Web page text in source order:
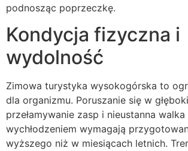
podnosząc poprzeczkę.
Kondycja fizyczna i
wydolność
Zimowa turystyka wysokogórska to
dla organizmu. Poruszanie się w
przełamywanie zasp i nieustanna walka
wychłodzeniem wymagają
wyższego niż w miesiącach letnich.